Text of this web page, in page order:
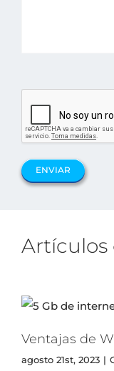
Artículos
Ventajas de
agosto 21st, 2023 |